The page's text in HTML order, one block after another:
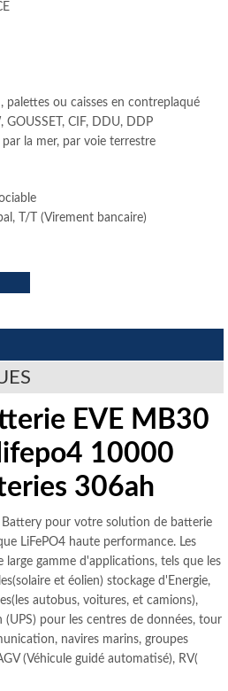
palettes ou caisses en contreplaqué
CIF, DDU, DDP
la mer, par voie terrestre
T/T (Virement bancaire)
EVE MB30
10000
306ah
Battery pour votre solution de batterie
LiFePO4 haute performance. Les
large gamme d'applications, tels que les
et éolien) stockage d'Energie,
autobus, voitures, et camions),
pour les centres de données, tour
navires marins, groupes
(Véhicule guidé automatisé), RV(